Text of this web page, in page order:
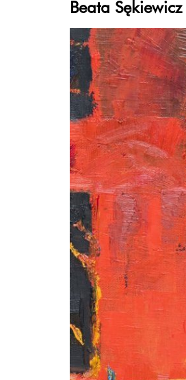
Beata